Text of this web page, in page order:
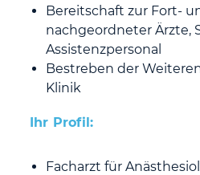
Bereitschaft zur Fort-
nachgeordneter Ärzte,
Assistenzpersonal
Bestreben der
Klinik
Ihr Profil:
Facharzt für